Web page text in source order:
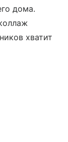
дома.
хватит